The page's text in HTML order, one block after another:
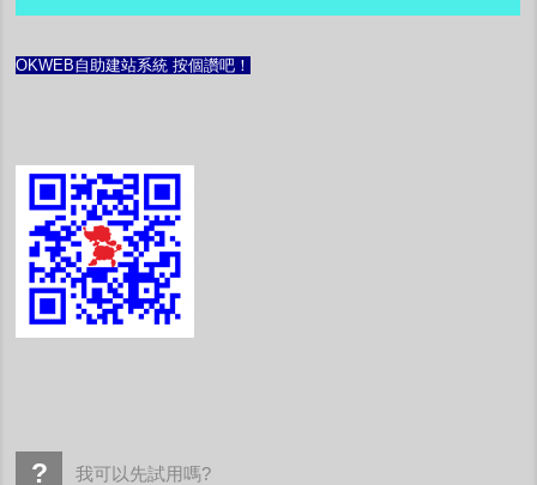
OKWEB自助建站系統 按個讚吧！
我可以先試用嗎?